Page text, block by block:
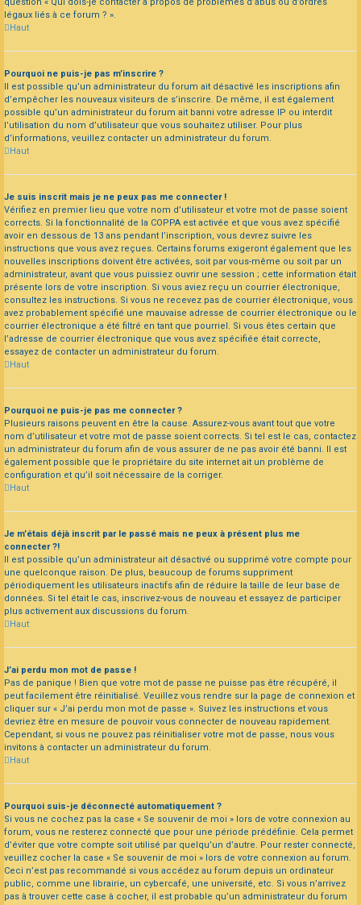
légaux liés à ce forum ? ».
Haut
Pourquoi ne puis-je pas m’inscrire ?
Il est possible qu’un administrateur du forum ait désactivé les inscriptions afin
d’empêcher les nouveaux visiteurs de s’inscrire. De même, il est également
possible qu’un administrateur du forum ait banni votre adresse IP ou interdit
l’utilisation du nom d’utilisateur que vous souhaitez utiliser. Pour plus
d’informations, veuillez contacter un administrateur du forum.
Haut
Je suis inscrit mais je ne peux pas me connecter !
Vérifiez en premier lieu que votre nom d’utilisateur et votre mot de passe soient
corrects. Si la fonctionnalité de la COPPA est activée et que vous avez spécifié
avoir en dessous de 13 ans pendant l’inscription, vous devrez suivre les
instructions que vous avez reçues. Certains forums exigeront également que les
nouvelles inscriptions doivent être activées, soit par vous-même ou soit par un
administrateur, avant que vous puissiez ouvrir une session ; cette information était
présente lors de votre inscription. Si vous aviez reçu un courrier électronique,
consultez les instructions. Si vous ne recevez pas de courrier électronique, vous
avez probablement spécifié une mauvaise adresse de courrier électronique ou le
courrier électronique a été filtré en tant que pourriel. Si vous êtes certain que
l’adresse de courrier électronique que vous avez spécifiée était correcte,
essayez de contacter un administrateur du forum.
Haut
Pourquoi ne puis-je pas me connecter ?
Plusieurs raisons peuvent en être la cause. Assurez-vous avant tout que votre
nom d’utilisateur et votre mot de passe soient corrects. Si tel est le cas, contactez
un administrateur du forum afin de vous assurer de ne pas avoir été banni. Il est
également possible que le propriétaire du site internet ait un problème de
configuration et qu’il soit nécessaire de la corriger.
Haut
Je m’étais déjà inscrit par le passé mais ne peux à présent plus me
connecter ?!
Il est possible qu’un administrateur ait désactivé ou supprimé votre compte pour
une quelconque raison. De plus, beaucoup de forums suppriment
périodiquement les utilisateurs inactifs afin de réduire la taille de leur base de
données. Si tel était le cas, inscrivez-vous de nouveau et essayez de participer
plus activement aux discussions du forum.
Haut
J’ai perdu mon mot de passe !
Pas de panique ! Bien que votre mot de passe ne puisse pas être récupéré, il
peut facilement être réinitialisé. Veuillez vous rendre sur la page de connexion et
cliquer sur « J’ai perdu mon mot de passe ». Suivez les instructions et vous
devriez être en mesure de pouvoir vous connecter de nouveau rapidement.
Cependant, si vous ne pouvez pas réinitialiser votre mot de passe, nous vous
invitons à contacter un administrateur du forum.
Haut
Pourquoi suis-je déconnecté automatiquement ?
Si vous ne cochez pas la case « Se souvenir de moi » lors de votre connexion au
forum, vous ne resterez connecté que pour une période prédéfinie. Cela permet
d’éviter que votre compte soit utilisé par quelqu’un d’autre. Pour rester connecté,
veuillez cocher la case « Se souvenir de moi » lors de votre connexion au forum.
Ceci n’est pas recommandé si vous accédez au forum depuis un ordinateur
public, comme une librairie, un cybercafé, une université, etc. Si vous n’arrivez
pas à trouver cette case à cocher, il est probable qu’un administrateur du forum